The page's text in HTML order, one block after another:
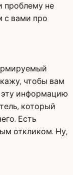
проблему не
с вами про
чтобы вам
эту информацию
который
Есть
откликом. Ну,